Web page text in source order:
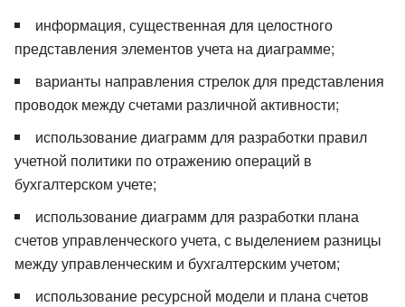
информация, существенная для целостного
представления элементов учета на диаграмме;
варианты направления стрелок для представления
проводок между счетами различной активности;
использование диаграмм для разработки правил
учетной политики по отражению операций в
бухгалтерском учете;
использование диаграмм для разработки плана
счетов управленческого учета, с выделением разницы
между управленческим и бухгалтерским учетом;
использование ресурсной модели и плана счетов